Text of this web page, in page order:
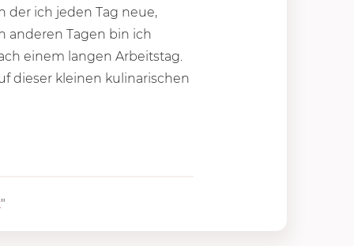
der ich jeden Tag neue,
anderen Tagen bin ich
einem langen Arbeitstag.
dieser kleinen kulinarischen
"